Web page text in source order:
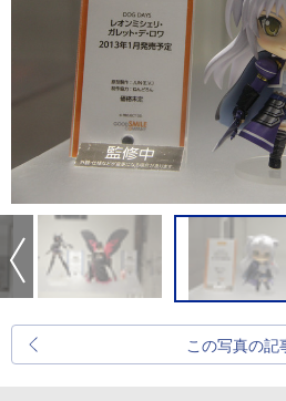
この写真の記